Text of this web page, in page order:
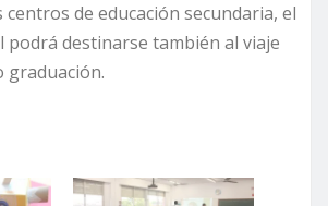
centros de educación secundaria, el
podrá destinarse también al viaje
graduación.